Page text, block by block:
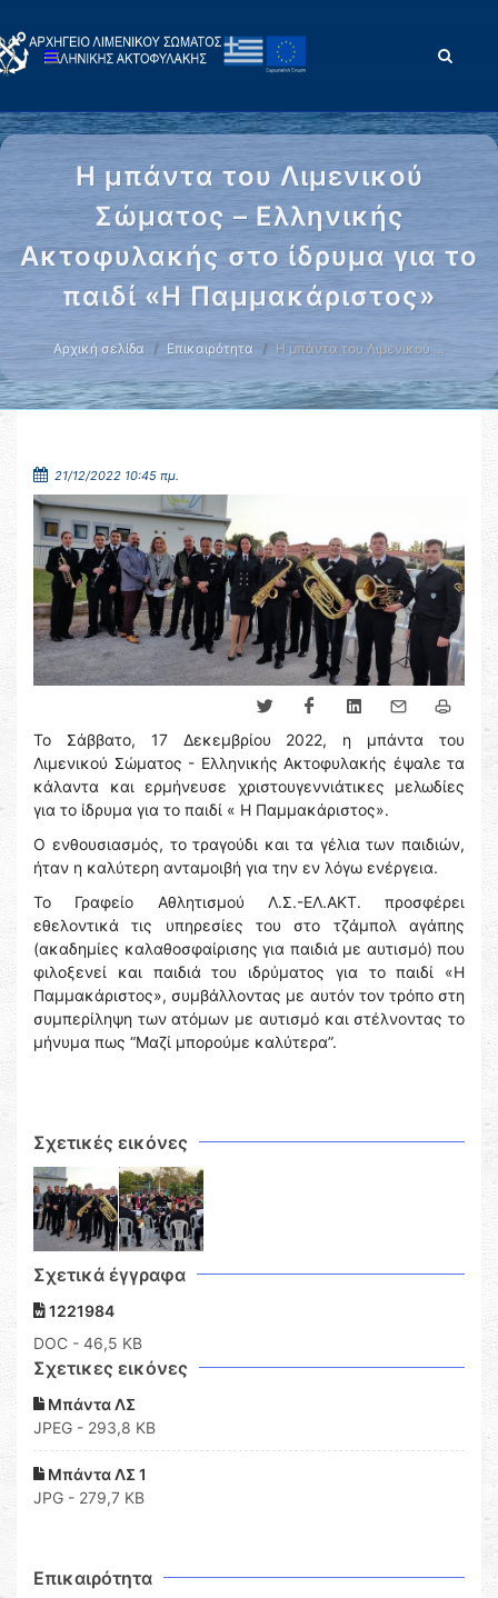
Η μπάντα του Λιμενικού
Σώματος – Ελληνικής
Ακτοφυλακής στο ίδρυμα για το
παιδί «Η Παμμακάριστος»
Αρχική σελίδα Επικαιρότητα Η μπάντα του Λιμενικού …
21/12/2022 10:45 πμ.
Το Σάββατο, 17 Δεκεμβρίου 2022, η μπάντα του
Λιμενικού Σώματος - Ελληνικής Ακτοφυλακής έψαλε τα
κάλαντα και ερμήνευσε χριστουγεννιάτικες μελωδίες
για το ίδρυμα για το παιδί « Η Παμμακάριστος».
Ο ενθουσιασμός, το τραγούδι και τα γέλια των παιδιών,
ήταν η καλύτερη ανταμοιβή για την εν λόγω ενέργεια.
Το Γραφείο Αθλητισμού Λ.Σ.-ΕΛ.ΑΚΤ. προσφέρει
εθελοντικά τις υπηρεσίες του στο τζάμπολ αγάπης
(ακαδημίες καλαθοσφαίρισης για παιδιά με αυτισμό) που
φιλοξενεί και παιδιά του ιδρύματος για το παιδί «Η
Παμμακάριστος», συμβάλλοντας με αυτόν τον τρόπο στη
συμπερίληψη των ατόμων με αυτισμό και στέλνοντας το
μήνυμα πως “Μαζί μπορούμε καλύτερα”.
Σχετικές εικόνες
Σχετικά έγγραφα
1221984
DOC - 46,5 KB
Σχετικες εικόνες
Μπάντα ΛΣ
JPEG - 293,8 KB
Μπάντα ΛΣ 1
JPG - 279,7 KB
Επικαιρότητα